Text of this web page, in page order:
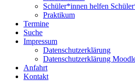
Schüler*innen helfen
Praktikum
Termine
Suche
Impressum
Datenschutzerklärung
Datenschutzerklärung
Anfahrt
Kontakt